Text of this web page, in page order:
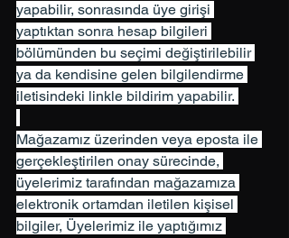
yapabilir, sonrasında üye girişi
yaptıktan sonra hesap bilgileri
bölümünden bu seçimi değiştirilebilir
ya da kendisine gelen bilgilendirme
iletisindeki linkle bildirim yapabilir.
Mağazamız üzerinden veya eposta ile
gerçekleştirilen onay sürecinde,
üyelerimiz tarafından mağazamıza
elektronik ortamdan iletilen kişisel
bilgiler, Üyelerimiz ile yaptığımız